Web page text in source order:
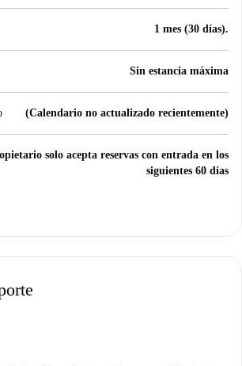
1 mes (30 días).
Sin estancia máxima
(Calendario no actualizado recientemente)
solo acepta reservas con entrada en los
siguientes 60 días